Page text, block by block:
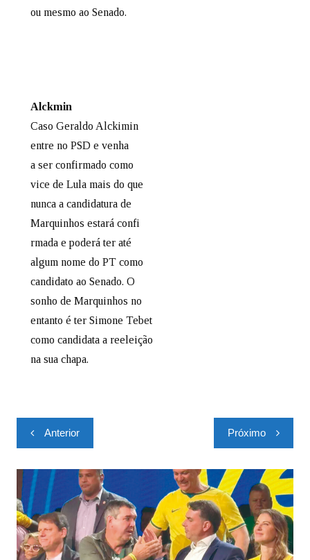
ou mesmo ao Senado.
Alckmin
Caso Geraldo Alckimin
entre no PSD e venha
a ser confirmado como
vice de Lula mais do que
nunca a candidatura de
Marquinhos estará confi
rmada e poderá ter até
algum nome do PT como
candidato ao Senado. O
sonho de Marquinhos no
entanto é ter Simone Tebet
como candidata a reeleição
na sua chapa.
Anterior Próximo